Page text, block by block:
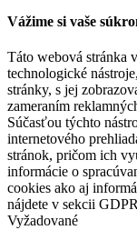
Vážime si vaše
Táto webová stránka
technologické
stránky, s jej
zameraním
Súčasťou týchto
internetového
stránok, pričom ich
informácie o
cookies ako aj
nájdete v sekcii
Vyžadované